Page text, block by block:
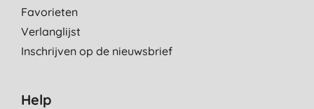
Favorieten
Verlanglijst
Inschrijven op de nieuwsbrief
Help